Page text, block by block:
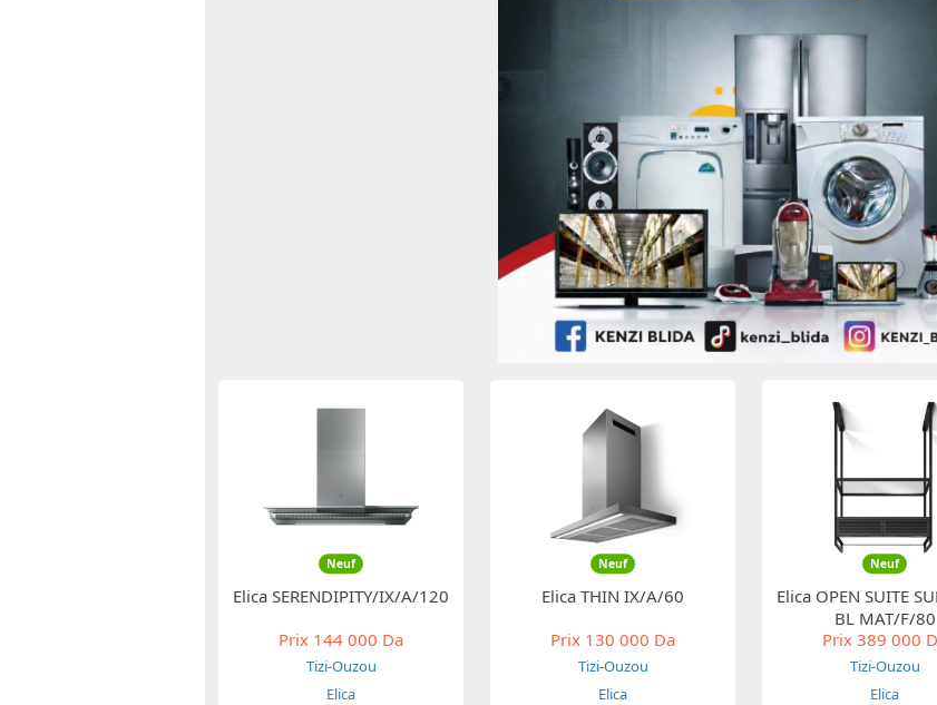
Neuf
Elica SERENDIPITY/IX/A/120
Prix 144 000 Da
Tizi-Ouzou
Elica
Neuf
Elica THIN IX/A/60
Prix 130 000 Da
Tizi-Ouzou
Elica
Neuf
Elica OPEN SUITE
BL MAT/F/80
Prix 389 000
Tizi-Ouzou
Elica